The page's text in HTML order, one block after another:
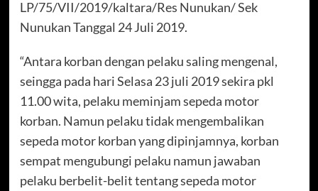
LP/75/VII/2019/kaltara/Res Nunukan/ Sek
Nunukan Tanggal 24 Juli 2019.
“Antara korban dengan pelaku saling mengenal,
seingga pada hari Selasa 23 juli 2019 sekira pkl
11.00 wita, pelaku meminjam sepeda motor
korban. Namun pelaku tidak mengembalikan
sepeda motor korban yang dipinjamnya, korban
sempat mengubungi pelaku namun jawaban
pelaku berbelit-belit tentang sepeda motor